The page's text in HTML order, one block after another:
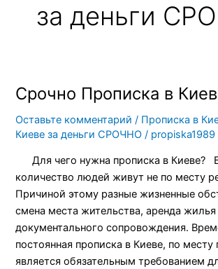
за деньги
Срочно Прописка в
Оставьте комментарий / Прописка в
Киеве за деньги СРОЧНО / propiska1989
Для чего нужна прописка в Киеве?
количество людей живут не по месту
Причиной этому разные жизненные
смена места жительства, аренда жилья
документального сопровождения.
постоянная прописка в Киеве, по
является обязательным требованием
Срочно
в
Киеве